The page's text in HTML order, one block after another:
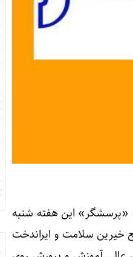
«پرسشگر» این هفته شنبه
خیرین سلامت و ایراندخت